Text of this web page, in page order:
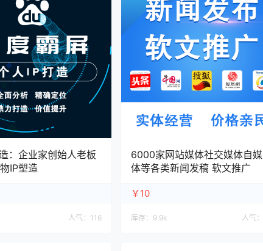
：企业家创始人老板
IP塑造
人气： 116
6000家网站媒体社交媒体自媒
体等各类新闻发稿 软文推广
￥10
库存： 9.9k 人气：